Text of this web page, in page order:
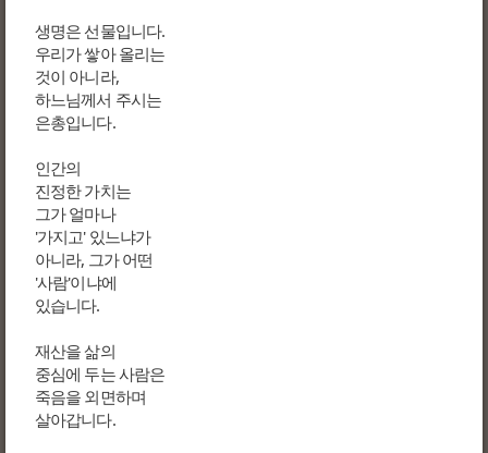
생명은 선물입니다.
우리가 쌓아 올리는
것이 아니라,
하느님께서 주시는
은총입니다.
인간의
진정한 가치는
그가 얼마나
'가지고' 있느냐가
아니라, 그가 어떤
'사람'이냐에
있습니다.
재산을 삶의
중심에 두는 사람은
죽음을 외면하며
살아갑니다.